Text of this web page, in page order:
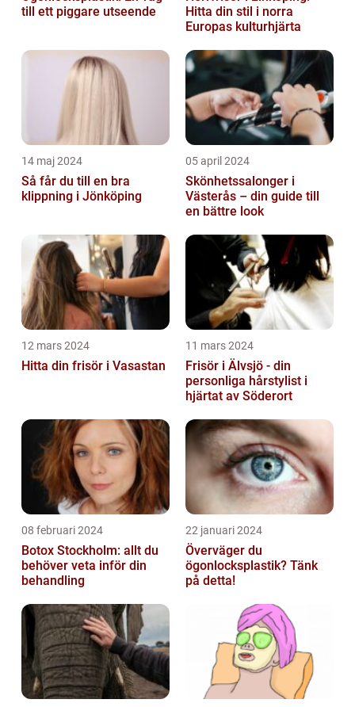
till ett piggare utseende
Hitta din stil i norra
Europas kulturhjärta
14 maj 2024
Så får du till en bra
klippning i Jönköping
05 april 2024
Skönhetssalonger i
Västerås – din guide till
en bättre look
12 mars 2024
Hitta din frisör i Vasastan
11 mars 2024
Frisör i Älvsjö - din
personliga hårstylist i
hjärtat av Söderort
08 februari 2024
Botox Stockholm: allt du
behöver veta inför din
behandling
22 januari 2024
Överväger du
ögonlocksplastik? Tänk
på detta!